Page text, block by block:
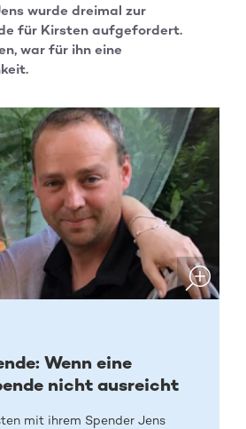
wurde dreimal zur
für Kirsten aufgefordert.
war für ihn eine
Wenn eine
nicht ausreicht
mit ihrem Spender Jens